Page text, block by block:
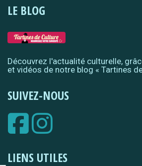
LE BLOG
Découvrez l'actualité culturelle,
et vidéos de notre blog « Tartines
SUIVEZ-NOUS
LIENS UTILES